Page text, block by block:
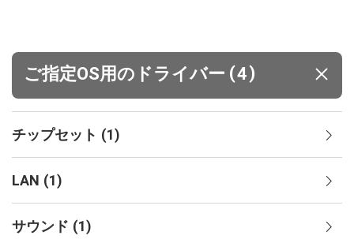
ご指定OS用のドライバー (4)
チップセット (1)
LAN (1)
サウンド (1)